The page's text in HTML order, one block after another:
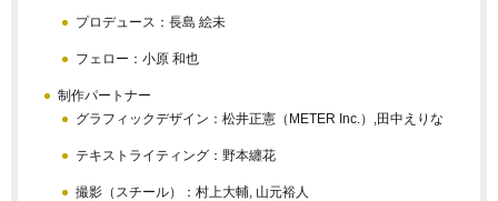
プロデュース：長島 絵未
フェロー：小原 和也
制作パートナー
グラフィックデザイン：松井正憲（METER Inc.）,田中えりな
テキストライティング：野本纏花
撮影（スチール）：村上大輔, 山元裕人